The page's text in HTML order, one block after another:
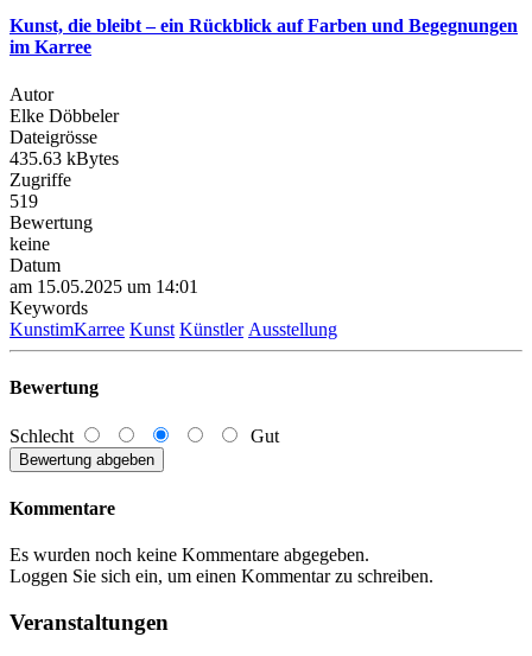
Kunst, die bleibt – ein Rückblick auf Farben und Begegnungen
im Karree
Autor
Elke Döbbeler
Dateigrösse
435.63 kBytes
Zugriffe
519
Bewertung
keine
Datum
am 15.05.2025 um 14:01
Keywords
KunstimKarree Kunst Künstler Ausstellung
Bewertung
Schlecht Gut
Kommentare
Es wurden noch keine Kommentare abgegeben.
Loggen Sie sich ein, um einen Kommentar zu schreiben.
Veranstaltungen